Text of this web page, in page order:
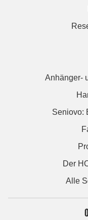
Anhänger-
Seniovo:
Der
Alle